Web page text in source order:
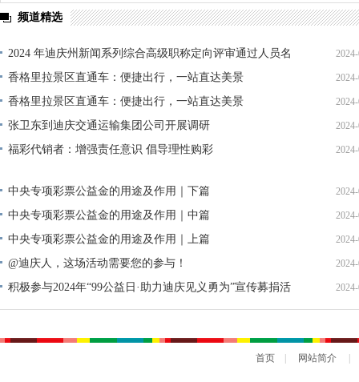
频道精选
2024 年迪庆州新闻系列综合高级职称定向评审通过人员名
单公示
香格里拉景区直通车：便捷出行，一站直达美景
香格里拉景区直通车：便捷出行，一站直达美景
张卫东到迪庆交通运输集团公司开展调研
福彩代销者：增强责任意识 倡导理性购彩
中央专项彩票公益金的用途及作用｜下篇
中央专项彩票公益金的用途及作用｜中篇
中央专项彩票公益金的用途及作用｜上篇
@迪庆人，这场活动需要您的参与！
积极参与2024年“99公益日·助力迪庆见义勇为”宣传募捐活
动倡议书